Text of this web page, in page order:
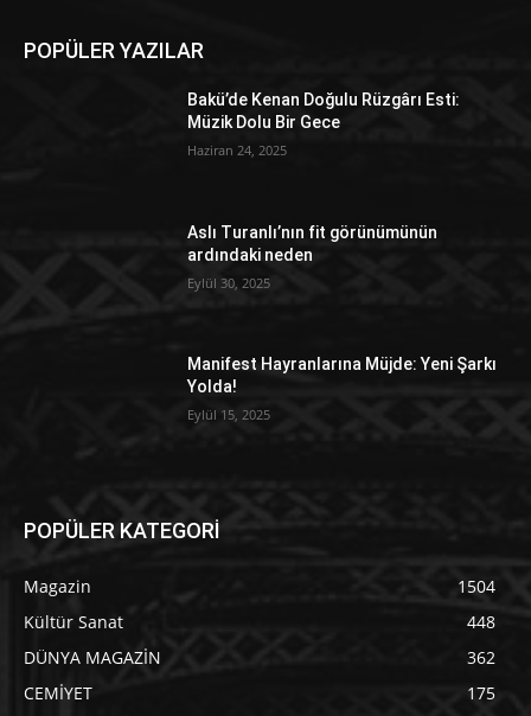
POPÜLER YAZILAR
Bakü’de Kenan Doğulu Rüzgârı Esti:
Müzik Dolu Bir Gece
Haziran 24, 2025
Aslı Turanlı’nın fit görünümünün
ardındaki neden
Eylül 30, 2025
Manifest Hayranlarına Müjde: Yeni Şarkı
Yolda!
Eylül 15, 2025
POPÜLER KATEGORİ
Magazin
1504
Kültür Sanat
448
DÜNYA MAGAZİN
362
CEMİYET
175